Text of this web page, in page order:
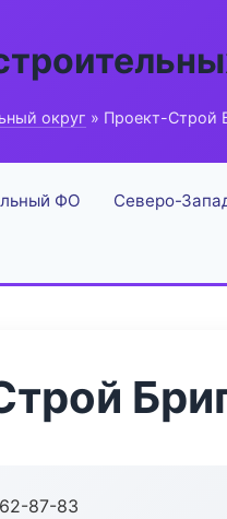
округ » Проект-Строй
ФО Северо-
87-83